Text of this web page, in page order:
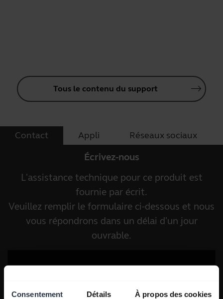
Consentement Détails À propos des cookies
Tous le contenu du support
Contact Appli Réseaux sociaux
Écrivez-nous
L'assistance technique pour ce produit est
fournie par écrit.
Veuillez remplir le formulaire ci-dessous et nous
vous répondrons dans un délai d'un jour
ouvrable.